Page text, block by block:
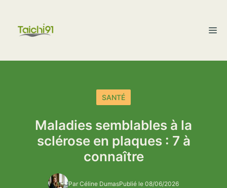
contenu
SANTÉ
Maladies semblables à la
sclérose en plaques : 7 à
connaître
Par Céline DumasPublié le 08/06/2026